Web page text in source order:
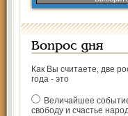
Вопрос дня
Как Вы считаете, две
года - это
Величайшее
свободу и счастье